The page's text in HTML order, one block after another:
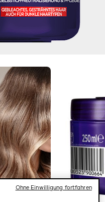
Ohne Einwilligung fortfahren